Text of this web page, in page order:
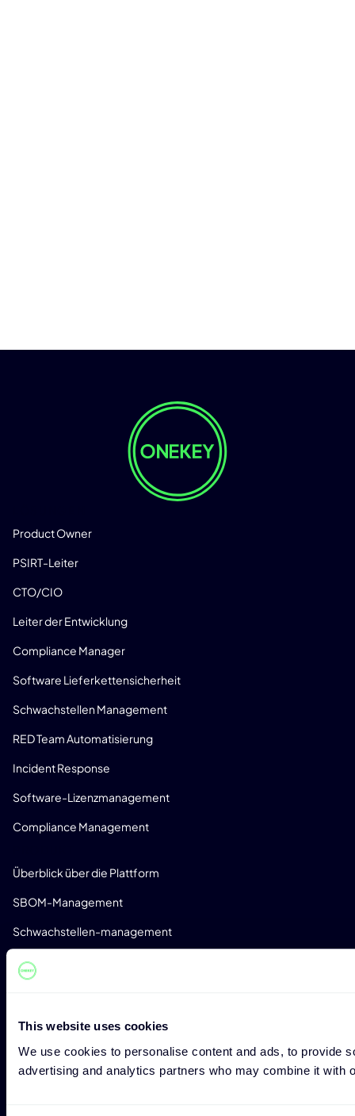
This website uses cookies
We use cookies to personalise content and ads, to provide
advertising and analytics partners who may combine it with
Product Owner
PSIRT-Leiter
CTO/CIO
Leiter der Entwicklung
Compliance Manager
Software Lieferkettensicherheit
Schwachstellen Management
RED Team Automatisierung
Incident Response
Software-Lizenzmanagement
Compliance Management
Überblick über die Plattform
SBOM-Management
Schwachstellen-management
ONEKEY Compliance Wizard
Zero-Day-Erkennung
Monitoring
Erkennung von Lizenzen